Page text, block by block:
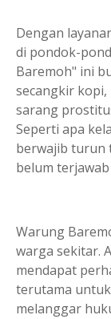
Dengan
di pondok-
Baremoh" ini
secangkir
sarang
Seperti apa
berwajib turun
belum
Warung
warga sekitar.
mendapat
terutama
melanggar